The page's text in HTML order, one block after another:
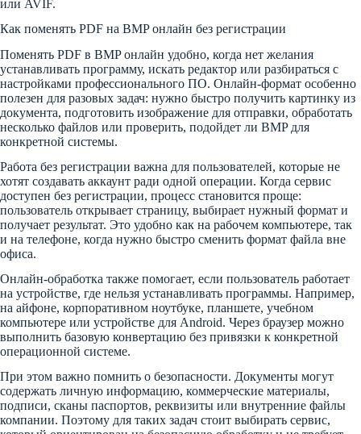
или AVIF.
Как поменять PDF на BMP онлайн без регистрации
Поменять PDF в BMP онлайн удобно, когда нет желания
устанавливать программу, искать редактор или разбираться с
настройками профессионального ПО. Онлайн-формат особенно
полезен для разовых задач: нужно быстро получить картинку из
документа, подготовить изображение для отправки, обработать
несколько файлов или проверить, подойдет ли BMP для
конкретной системы.
Работа без регистрации важна для пользователей, которые не
хотят создавать аккаунт ради одной операции. Когда сервис
доступен без регистрации, процесс становится проще:
пользователь открывает страницу, выбирает нужный формат и
получает результат. Это удобно как на рабочем компьютере, так
и на телефоне, когда нужно быстро сменить формат файла вне
офиса.
Онлайн-обработка также помогает, если пользователь работает
на устройстве, где нельзя устанавливать программы. Например,
на айфоне, корпоративном ноутбуке, планшете, учебном
компьютере или устройстве для Android. Через браузер можно
выполнить базовую конвертацию без привязки к конкретной
операционной системе.
При этом важно помнить о безопасности. Документы могут
содержать личную информацию, коммерческие материалы,
подписи, сканы паспортов, реквизиты или внутренние файлы
компании. Поэтому для таких задач стоит выбирать сервис,